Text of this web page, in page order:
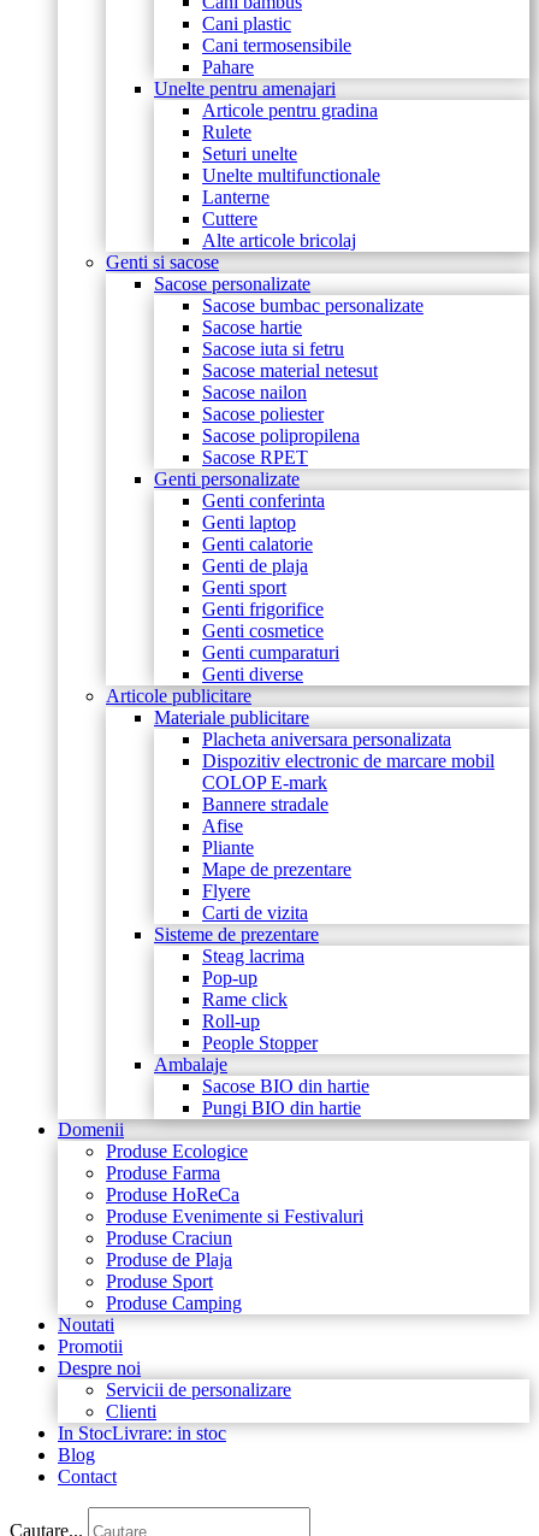
Cani plastic
Cani termosensibile
Pahare
Unelte pentru amenajari
Articole pentru gradina
Rulete
Seturi unelte
Unelte multifunctionale
Lanterne
Cuttere
Alte articole bricolaj
Genti si sacose
Sacose personalizate
Sacose bumbac personalizate
Sacose hartie
Sacose iuta si fetru
Sacose material netesut
Sacose nailon
Sacose poliester
Sacose polipropilena
Sacose RPET
Genti personalizate
Genti conferinta
Genti laptop
Genti calatorie
Genti de plaja
Genti sport
Genti frigorifice
Genti cosmetice
Genti cumparaturi
Genti diverse
Articole publicitare
Materiale publicitare
Placheta aniversara personalizata
Dispozitiv electronic de marcare mobil
COLOP E-mark
Bannere stradale
Afise
Pliante
Mape de prezentare
Flyere
Carti de vizita
Sisteme de prezentare
Steag lacrima
Pop-up
Rame click
Roll-up
People Stopper
Ambalaje
Sacose BIO din hartie
Pungi BIO din hartie
Domenii
Produse Ecologice
Produse Farma
Produse HoReCa
Produse Evenimente si Festivaluri
Produse Craciun
Produse de Plaja
Produse Sport
Produse Camping
Noutati
Promotii
Despre noi
Servicii de personalizare
Clienti
In StocLivrare: in stoc
Blog
Contact
Cautare...